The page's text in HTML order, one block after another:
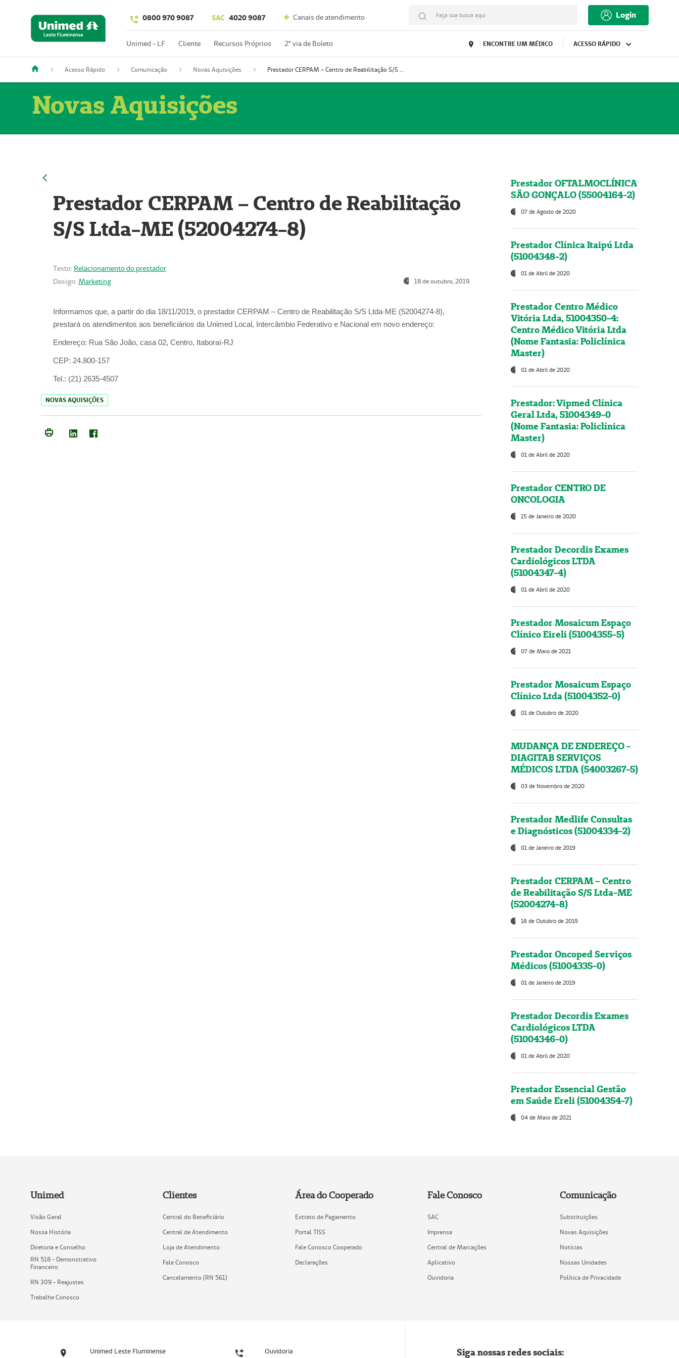
0800 970 9087 SAC 4020 9087 Canais de atendimento Faça sua busca aqui Login
Unimed - LF Cliente Recursos Próprios 2º via de Boleto ENCONTRE UM MÉDICO ACESSO RÁPIDO
Acesso Rápido Comunicação Novas Aquisições Prestador CERPAM – Centro de Reabilitação S/S Ltda-ME (52004274-8)
Novas Aquisições
Prestador CERPAM – Centro de Reabilitação
S/S Ltda-ME (52004274-8)
Texto: Relacionamento do prestador
Design: Marketing 18 de outubro, 2019
Informamos que, a partir do dia 18/11/2019, o prestador CERPAM – Centro de Reabilitação S/S Ltda-ME (52004274-8),
prestará os atendimentos aos beneficiários da Unimed Local, Intercâmbio Federativo e Nacional em novo endereço:
Endereço: Rua São João, casa 02, Centro, Itaboraí-RJ
CEP: 24.800-157
Tel.: (21) 2635-4507
NOVAS AQUISIÇÕES
Prestador OFTALMOCLÍNICA
SÃO GONÇALO (55004164-2)
07 de Agosto de 2020
Prestador Clínica Itaipú Ltda
(51004348-2)
01 de Abril de 2020
Prestador Centro Médico
Vitória Ltda, 51004350-4:
Centro Médico Vitória Ltda
(Nome Fantasia: Policlínica
Master)
01 de Abril de 2020
Prestador: Vipmed Clínica
Geral Ltda, 51004349-0
(Nome Fantasia: Policlínica
Master)
01 de Abril de 2020
Prestador CENTRO DE
ONCOLOGIA
15 de Janeiro de 2020
Prestador Decordis Exames
Cardiológicos LTDA
(51004347-4)
01 de Abril de 2020
Prestador Mosaicum Espaço
Clínico Eireli (51004355-5)
07 de Maio de 2021
Prestador Mosaicum Espaço
Clínico Ltda (51004352-0)
01 de Outubro de 2020
MUDANÇA DE ENDEREÇO -
DIAGITAB SERVIÇOS
MÉDICOS LTDA (54003267-5)
03 de Novembro de 2020
Prestador Medlife Consultas
e Diagnósticos (51004334-2)
01 de Janeiro de 2019
Prestador CERPAM – Centro
de Reabilitação S/S Ltda-ME
(52004274-8)
18 de Outubro de 2019
Prestador Oncoped Serviços
Médicos (51004335-0)
01 de Janeiro de 2019
Prestador Decordis Exames
Cardiológicos LTDA
(51004346-0)
01 de Abril de 2020
Prestador Essencial Gestão
em Saúde Ereli (51004354-7)
04 de Maio de 2021
Unimed
Visão Geral
Nossa História
Diretoria e Conselho
RN 518 - Demonstrativo
Financeiro
RN 309 - Reajustes
Trabalhe Conosco
Clientes
Central do Beneficiário
Central de Atendimento
Loja de Atendimento
Fale Conosco
Cancelamento (RN 561)
Área do Cooperado
Extrato de Pagamento
Portal TISS
Fale Conosco Cooperado
Declarações
Fale Conosco
SAC
Imprensa
Central de Marcações
Aplicativo
Ouvidoria
Comunicação
Substituições
Novas Aquisições
Notícias
Nossas Unidades
Política de Privacidade
Unimed Leste Fluminense Ouvidoria Siga nossas redes sociais: